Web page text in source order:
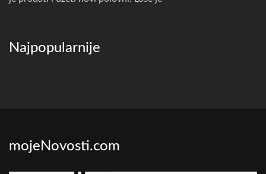
Najpopularnije
mojeNovosti.com